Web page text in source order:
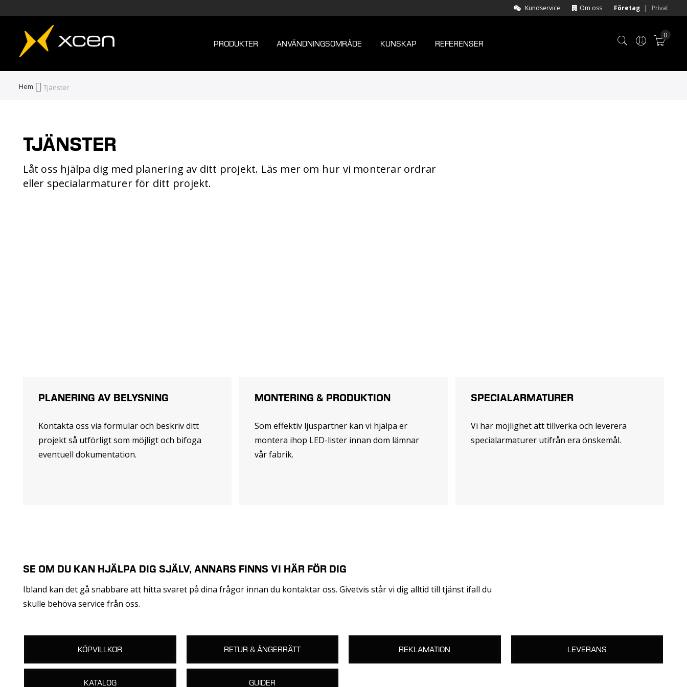
Kundservice Om oss Företag | Privat
PRODUKTER ANVÄNDNINGSOMRÅDE KUNSKAP REFERENSER
0
Hem Tjänster
TJÄNSTER
Låt oss hjälpa dig med planering av ditt projekt. Läs mer om hur vi monterar ordrar
eller specialarmaturer för ditt projekt.
PLANERING AV BELYSNING
Kontakta oss via formulär och beskriv ditt
projekt så utförligt som möjligt och bifoga
eventuell dokumentation.
MONTERING & PRODUKTION
Som effektiv ljuspartner kan vi hjälpa er
montera ihop LED-lister innan dom lämnar
vår fabrik.
SPECIALARMATURER
Vi har möjlighet att tillverka och leverera
specialarmaturer utifrån era önskemål.
SE OM DU KAN HJÄLPA DIG SJÄLV, ANNARS FINNS VI HÄR FÖR DIG
Ibland kan det gå snabbare att hitta svaret på dina frågor innan du kontaktar oss. Givetvis står vi dig alltid till tjänst ifall du
skulle behöva service från oss.
KÖPVILLKOR RETUR & ÅNGERRÄTT REKLAMATION LEVERANS
KATALOG GUIDER